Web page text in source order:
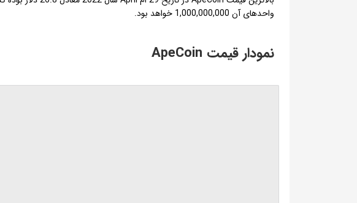
واحدهای آن 1,000,000,000 خواهد بود.
نمودار قیمت ApeCoin